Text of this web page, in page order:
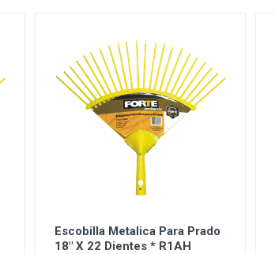
Escobilla Metalica Para Prado
18" X 22 Dientes * R1AH